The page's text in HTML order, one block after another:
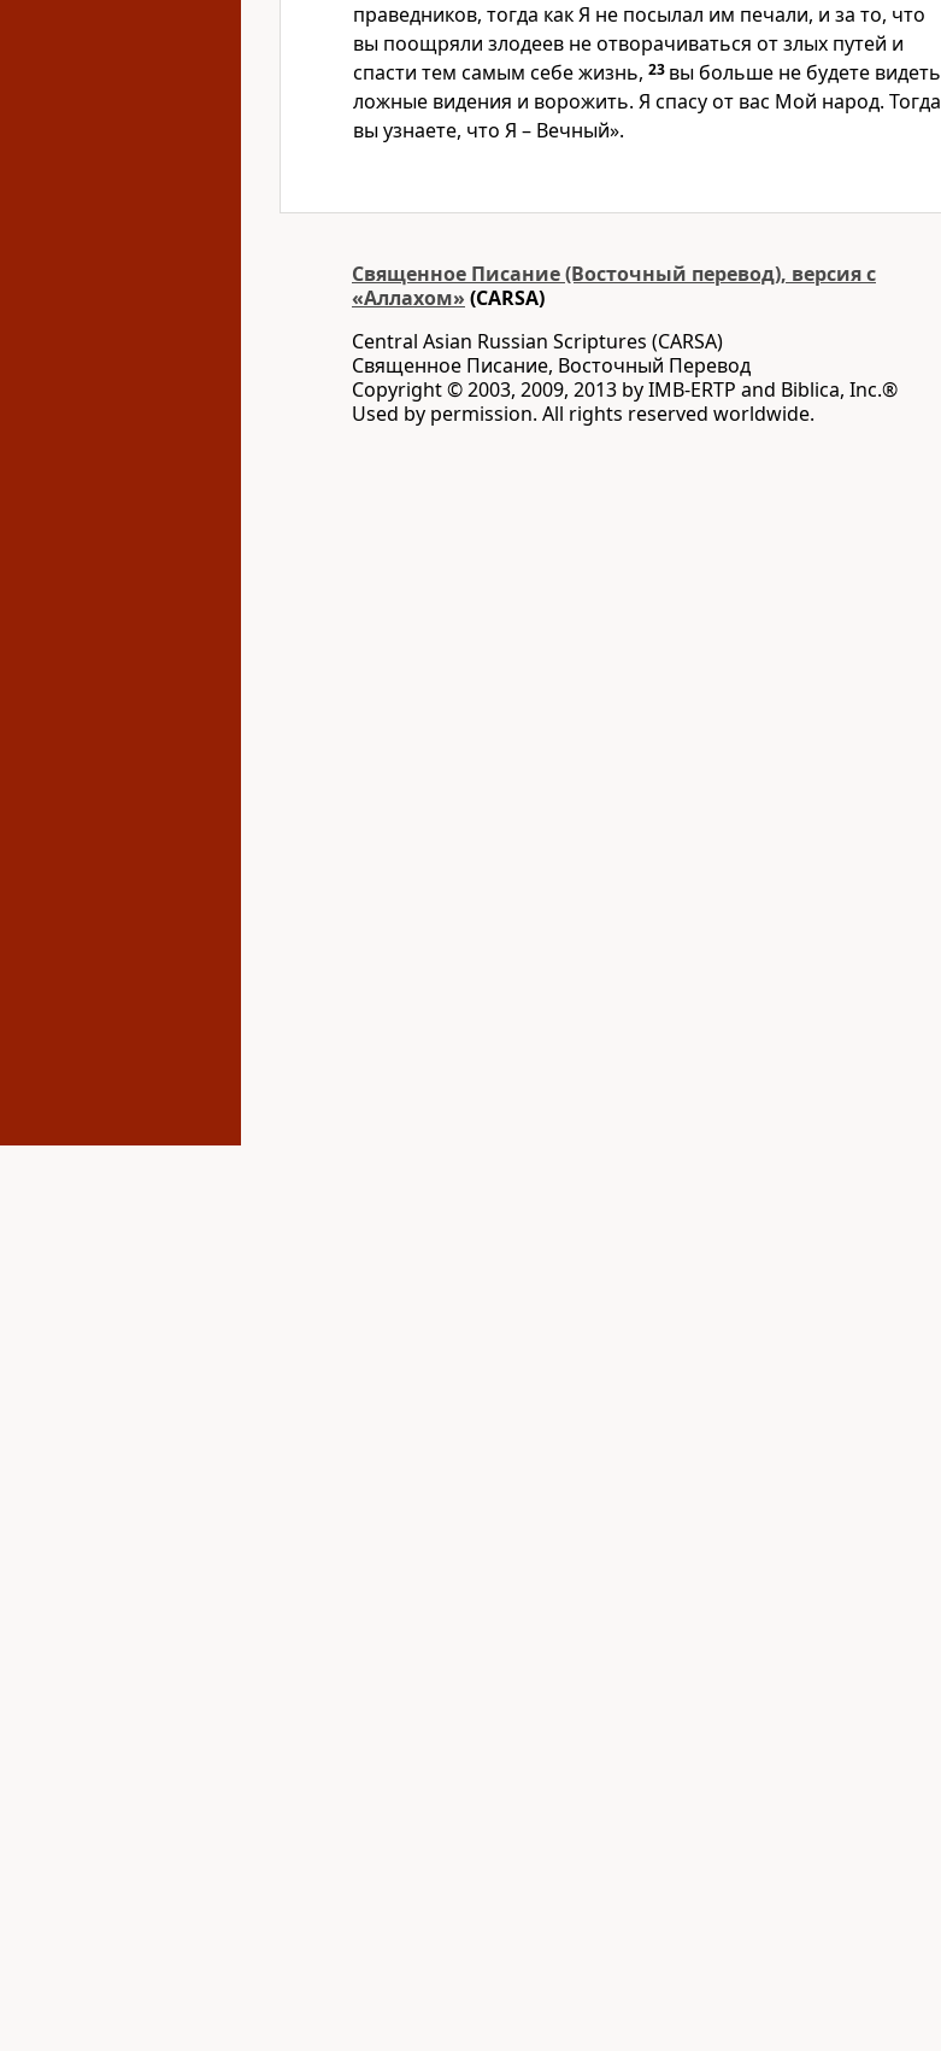
праведников, тогда как Я не посылал им печали, и за то, что
вы поощряли злодеев не отворачиваться от злых путей и
спасти тем самым себе жизнь, 23 вы больше не будете видеть
ложные видения и ворожить. Я спасу от вас Мой народ. Тогда
вы узнаете, что Я – Вечный».
Священное Писание (Восточный перевод), версия с
«Аллахом» (CARSA)
Central Asian Russian Scriptures (CARSA)
Священное Писание, Восточный Перевод
Copyright © 2003, 2009, 2013 by IMB-ERTP and Biblica, Inc.®
Used by permission. All rights reserved worldwide.